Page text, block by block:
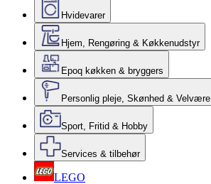
Hvidevarer
Hjem, Rengøring & Køkkenudstyr
Epoq køkken & bryggers
Personlig pleje, Skønhed & Velvære
Sport, Fritid & Hobby
Services & tilbehør
LEGO